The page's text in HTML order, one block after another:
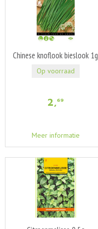
Chinese knoflook bieslook 1g
2,69
Meer informatie
Op voorraad